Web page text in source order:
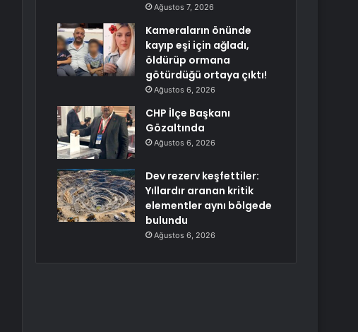
Ağustos 7, 2026
Kameraların önünde
kayıp eşi için ağladı,
öldürüp ormana
götürdüğü ortaya çıktı!
Ağustos 6, 2026
CHP İlçe Başkanı
Gözaltında
Ağustos 6, 2026
Dev rezerv keşfettiler:
Yıllardır aranan kritik
elementler aynı bölgede
bulundu
Ağustos 6, 2026